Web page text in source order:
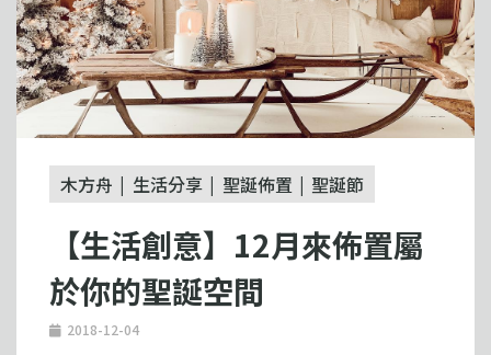
木方舟 生活分享 聖誕佈置 聖誕節
【生活創意】12月來佈置屬
於你的聖誕空間
2018-12-04